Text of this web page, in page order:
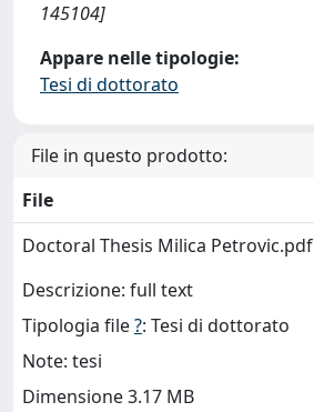
145104]
Appare nelle tipologie:
Tesi di dottorato
File in questo prodotto:
File
Doctoral Thesis Milica Petrovic.pdf
Descrizione: full text
Tipologia file?: Tesi di dottorato
Note: tesi
Dimensione 3.17 MB